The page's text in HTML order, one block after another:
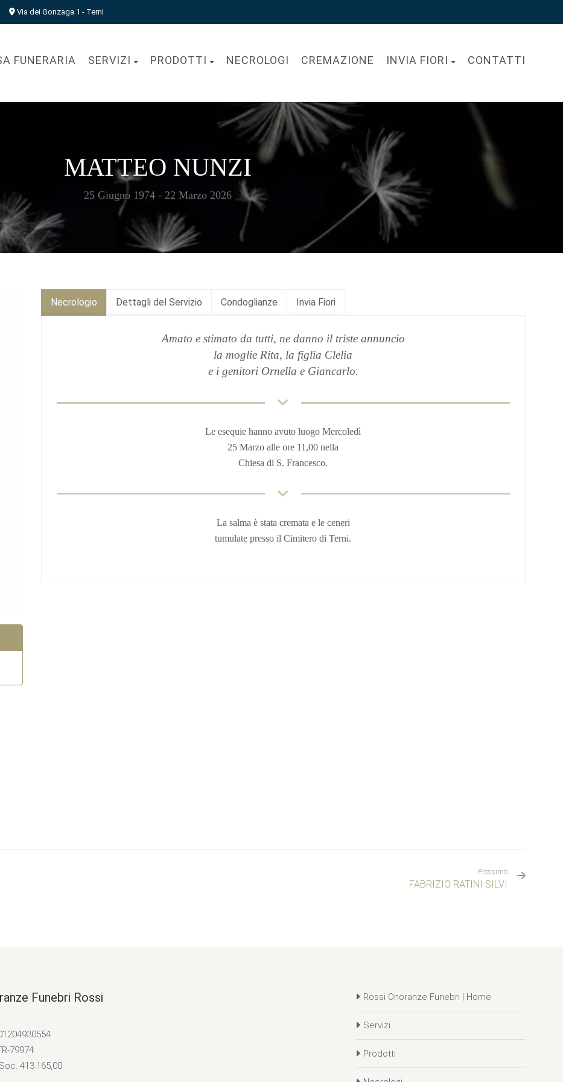
Via dei Gonzaga 1 - Terni
FUNERARIA SERVIZI PRODOTTI NECROLOGI CREMAZIONE INVIA FIORI CONTATTI
MATTEO NUNZI
25 Giugno 1974 - 22 Marzo 2026
Necrologio Dettagli del Servizio Condoglianze Invia Fiori
Amato e stimato da tutti, ne danno il triste annuncio
la moglie Rita, la figlia Clelia
e i genitori Ornella e Giancarlo.
Le esequie hanno avuto luogo Mercoledì
25 Marzoalle ore 11,00 nella
Chiesadi S. Francesco.
La salma è stata cremata e le ceneri
tumulatepresso il Cimitero di Terni.
Prossimo
FABRIZIO RATINI SILVI
Funebri Rossi
79974
413.165,00
Rossi Onoranze Funebri | Home
Servizi
Prodotti